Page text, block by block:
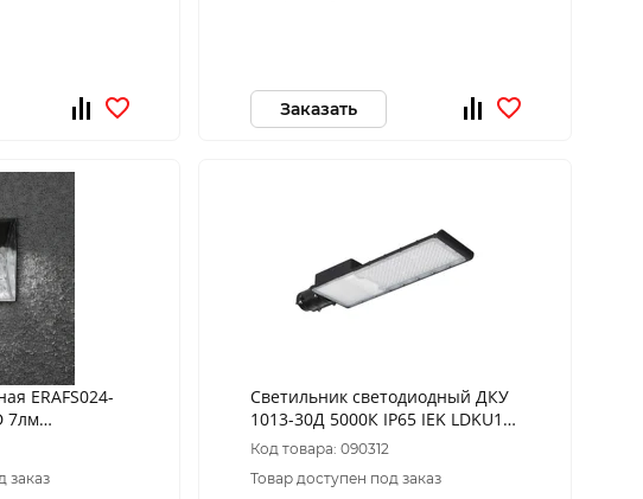
Заказать
ERAFS024-
7лм
ЭРА
заказ
Светильник светодиодный ДКУ
1013-30Д 5000К IP65 IEK LDKU1-
1013-030-5000-K03
Код товара: 090312
Товар доступен под заказ